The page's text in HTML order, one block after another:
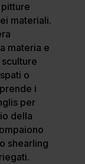
materiali.
materia e
o
i
per
della
shearling